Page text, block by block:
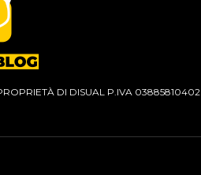
DI DISUAL P.IVA 03885810402